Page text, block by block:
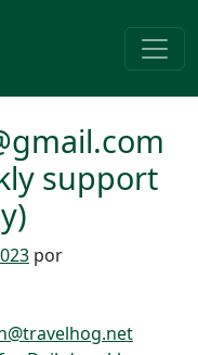
support
por